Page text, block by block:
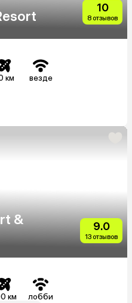
10
8 отзывов
км везде
&
9.0
13 отзывов
км лобби